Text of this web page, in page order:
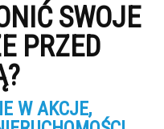
SWOJE
PRZED
W AKCJE,